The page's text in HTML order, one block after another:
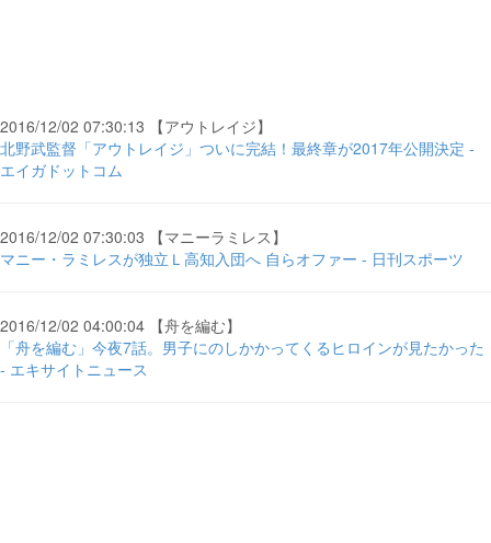
2016/12/02 07:30:13 【アウトレイジ】
北野武監督「アウトレイジ」ついに完結！最終章が2017年公開決定 -
エイガドットコム
2016/12/02 07:30:03 【マニーラミレス】
マニー・ラミレスが独立Ｌ高知入団へ 自らオファー - 日刊スポーツ
2016/12/02 04:00:04 【舟を編む】
「舟を編む」今夜7話。男子にのしかかってくるヒロインが見たかった
- エキサイトニュース